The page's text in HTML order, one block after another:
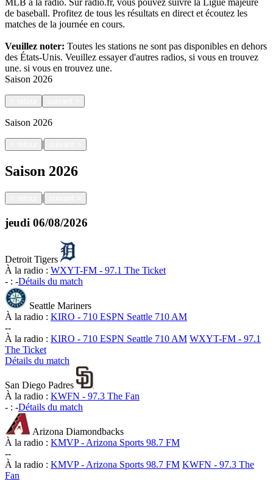
MLB à la radio. Sur radio.fr, vous pouvez suivre la Ligue majeure
de baseball. Profitez de tous les résultats en direct et écoutez les
matches de la journée en cours.
Veuillez noter: Toutes les stations ne sont pas disponibles en dehors
des États-Unis. Veuillez essayer d'autres radios, si vous en trouvez
une. si vous en trouvez une.
Saison 2026
Saison 2026
|
Saison 2026
|
jeudi 06/08/2026
Detroit Tigers
À la radio : WXYT-FM - 97.1 The Ticket
- : -Détails du match
Seattle Mariners
À la radio : KIRO - 710 ESPN Seattle 710 AM
--
À la radio : KIRO - 710 ESPN Seattle 710 AM WXYT-FM - 97.1
The Ticket
Détails du match
San Diego Padres
À la radio : KWFN - 97.3 The Fan
- : -Détails du match
Arizona Diamondbacks
À la radio : KMVP - Arizona Sports 98.7 FM
--
À la radio : KMVP - Arizona Sports 98.7 FM KWFN - 97.3 The
Fan